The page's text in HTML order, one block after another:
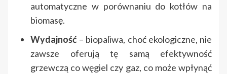
automatyczne w porównaniu do kotłów na
biomasę.
Wydajność – biopaliwa, choć ekologiczne, nie
zawsze oferują tę samą efektywność
grzewczą co węgiel czy gaz, co może wpłynąć